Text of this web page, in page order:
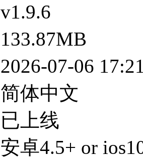
v1.9.6
133.87MB
2026-07-06
简体中文
已上线
安卓4.5+ or